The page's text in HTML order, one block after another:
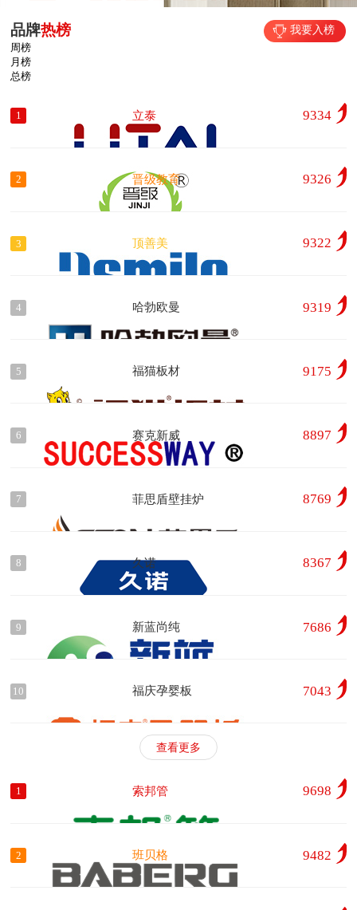
品牌热榜 我要入榜
周榜
月榜
总榜
1 立泰 9334
2 晋级教育 9326
3 顶善美 9322
4 哈勃欧曼 9319
5 福猫板材 9175
6 赛克新威 8897
7 菲思盾壁挂炉 8769
8 久诺 8367
9 新蓝尚纯 7686
10 福庆孕婴板 7043
查看更多
1 索邦管 9698
2 班贝格 9482